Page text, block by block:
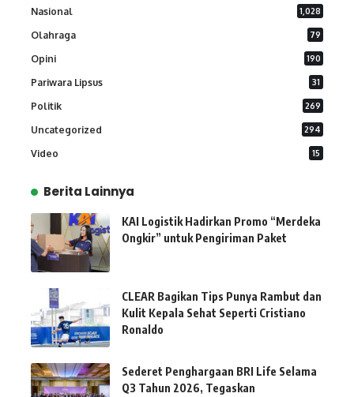
Nasional 1,028
Olahraga 79
Opini 190
Pariwara Lipsus 31
Politik 269
Uncategorized 294
Video 15
Berita Lainnya
KAI Logistik Hadirkan Promo “Merdeka
Ongkir” untuk Pengiriman Paket
CLEAR Bagikan Tips Punya Rambut dan
Kulit Kepala Sehat Seperti Cristiano
Ronaldo
Sederet Penghargaan BRI Life Selama
Q3 Tahun 2026, Tegaskan